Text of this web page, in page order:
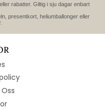
rabatter. Giltig i sju dagar enbart
presentkort, heliumballonger eller